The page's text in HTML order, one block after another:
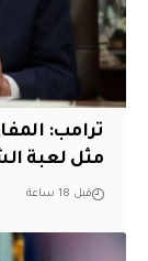
‏ترامب:
مثل لعبة
قبل 18 ساعة